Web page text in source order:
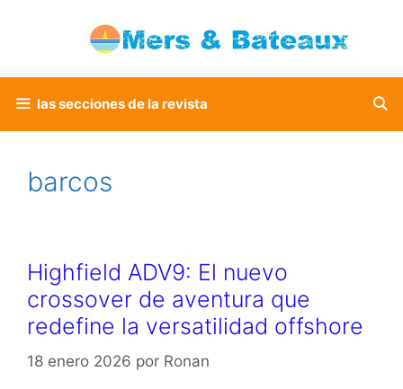
las secciones de la revista
barcos
Highfield ADV9: El nuevo
crossover de aventura que
redefine la versatilidad offshore
18 enero 2026 por Ronan